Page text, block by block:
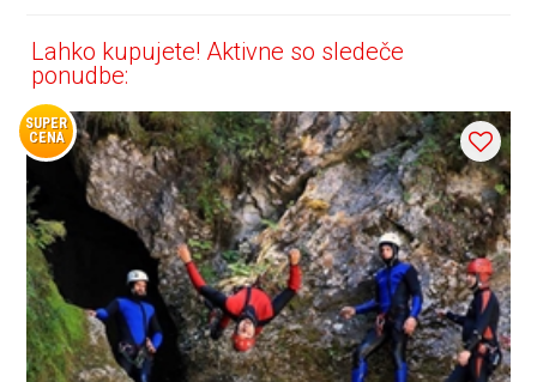
Lahko kupujete! Aktivne so sledeče
ponudbe:
SUPER
CENA